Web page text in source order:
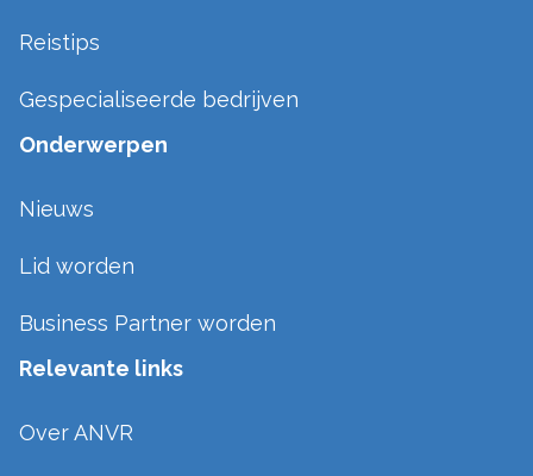
Reistips
Gespecialiseerde bedrijven
Onderwerpen
Nieuws
Lid worden
Business Partner worden
Relevante links
Over ANVR